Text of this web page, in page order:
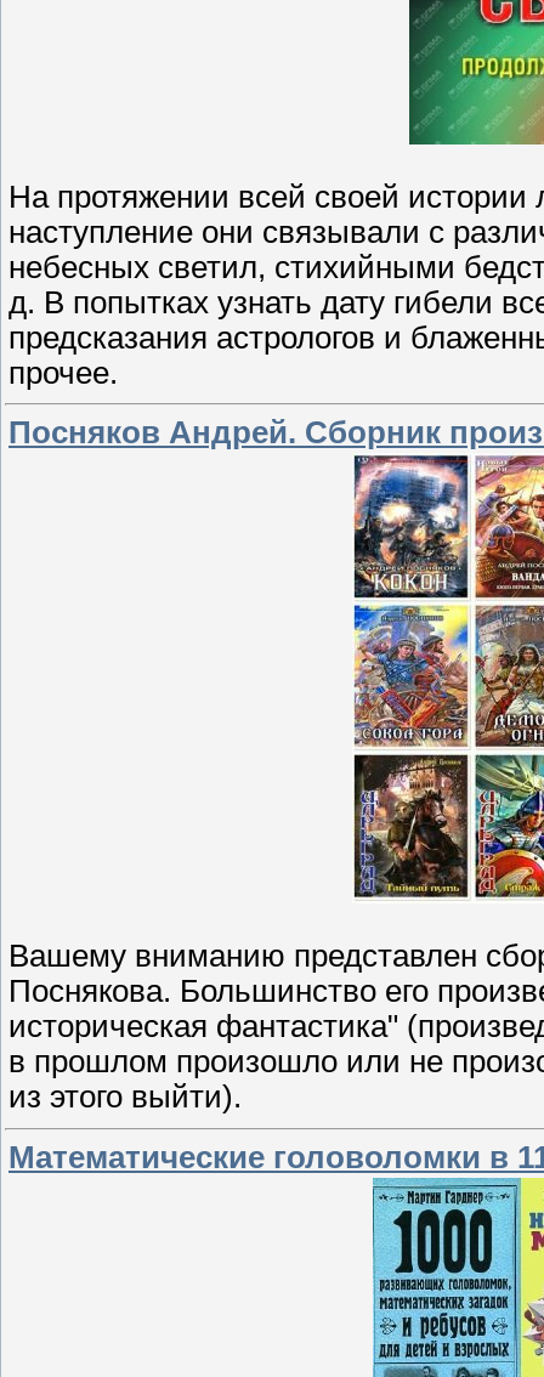
На протяжении всей своей
наступление они связывали с
небесных светил, стихийными
д. В попытках узнать дату гибели
предсказания астрологов и
прочее.
Посняков Андрей. Сборник
Вашему вниманию представлен
Поснякова. Большинство его
историческая фантастика"
в прошлом произошло или не
из этого выйти).
Математические головоломки в